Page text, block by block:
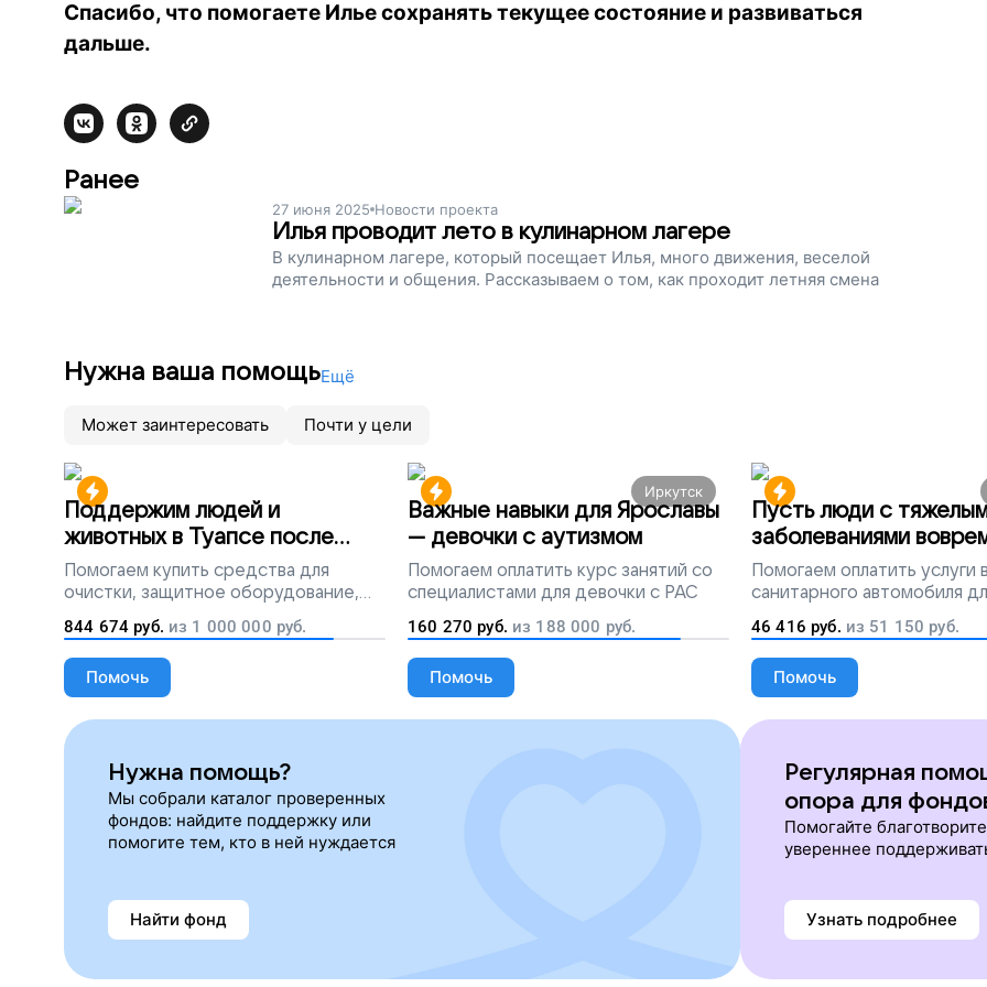
Спасибо, что помогаете Илье сохранять текущее состояние и развиваться
дальше.
Ранее
27 июня 2025 Новости проекта
Илья проводит лето в кулинарном лагере
В кулинарном лагере, который посещает Илья, много движения, веселой
деятельности и общения. Рассказываем о том, как проходит летняя смена
Нужна ваша помощьЕщё
Может заинтересовать Почти у цели
Поддержим людей и
животных в Туапсе после
разлива мазута
Помогаем купить средства для
очистки, защитное оборудование,
лекарства, корм и предметы первой
необходимости
844 674 руб. из 1 000 000 руб.
Помочь
Иркутск
Важные навыки для Ярославы
— девочки с аутизмом
Помогаем оплатить курс занятий со
специалистами для девочки с РАС
160 270 руб. из 188 000 руб.
Помочь
Пусть люди с
заболеваниями
попадут на лечение
Помогаем оплатить услуги
санитарного автомобиля
перевозки тяжелобольных
46 416 руб. из 51 150 руб.
Помочь
Нужна помощь?
Мы собрали каталог проверенных
фондов: найдите поддержку или
помогите тем, кто в ней нуждается
Найти фонд
Регулярная
опора для
Помогайте
увереннее
Узнать подробнее